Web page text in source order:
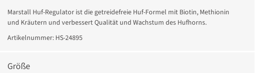
Marstall Huf-Regulator ist die getreidefreie Huf-Formel mit Biotin, Methionin
und Kräutern und verbessert Qualität und Wachstum des Hufhorns.
Artikelnummer: HS-24895
Größe